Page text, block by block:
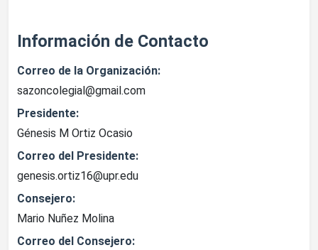
Información de Contacto
Correo de la Organización:
sazoncolegial@gmail.com
Presidente:
Génesis M Ortiz Ocasio
Correo del Presidente:
genesis.ortiz16@upr.edu
Consejero:
Mario Nuñez Molina
Correo del Consejero: